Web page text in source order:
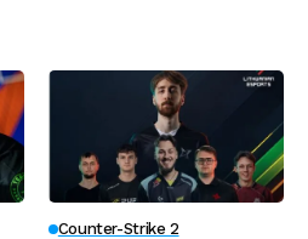
Counter-Strike 2